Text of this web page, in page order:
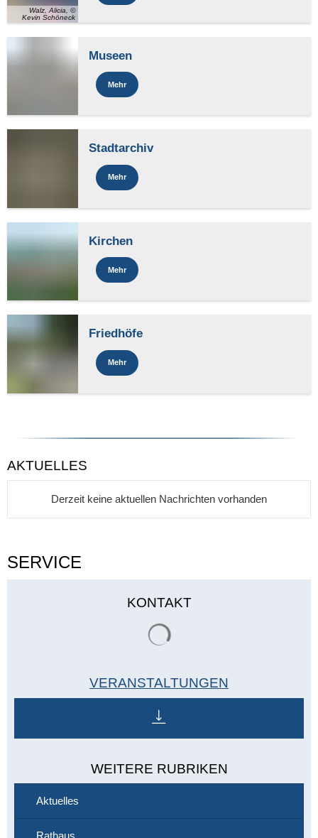
Walz, Alicia, ©
Kevin Schöneck
Museen
Mehr
Stadtarchiv
Mehr
Kirchen
Mehr
Friedhöfe
Mehr
AKTUELLES
Derzeit keine aktuellen Nachrichten vorhanden
SERVICE
KONTAKT
VERANSTALTUNGEN
WEITERE RUBRIKEN
Aktuelles
Rathaus